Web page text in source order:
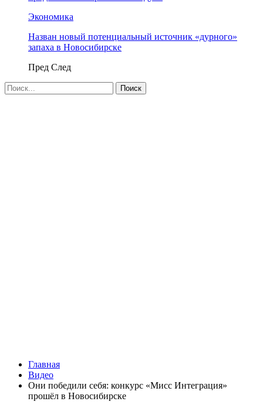
Экономика
Назван новый потенциальный источник «дурного»
запаха в Новосибирске
Пред След
Главная
Видео
Они победили себя: конкурс «Мисс Интеграция»
прошёл в Новосибирске